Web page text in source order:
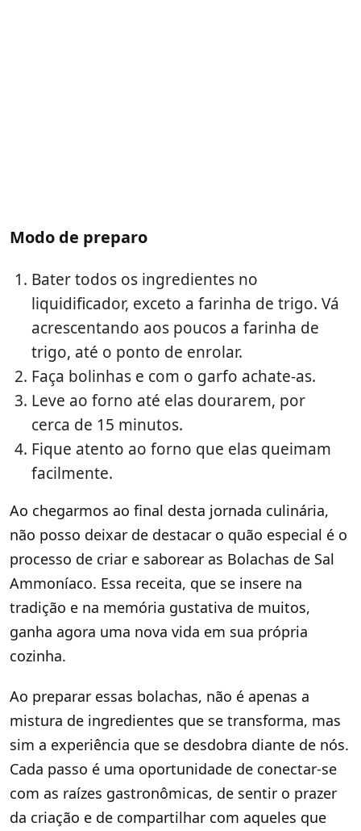
Modo de preparo
Bater todos os ingredientes no
liquidificador, exceto a farinha de trigo. Vá
acrescentando aos poucos a farinha de
trigo, até o ponto de enrolar.
Faça bolinhas e com o garfo achate-as.
Leve ao forno até elas dourarem, por
cerca de 15 minutos.
Fique atento ao forno que elas queimam
facilmente.
Ao chegarmos ao final desta jornada culinária,
não posso deixar de destacar o quão especial é o
processo de criar e saborear as Bolachas de Sal
Ammoníaco. Essa receita, que se insere na
tradição e na memória gustativa de muitos,
ganha agora uma nova vida em sua própria
cozinha.
Ao preparar essas bolachas, não é apenas a
mistura de ingredientes que se transforma, mas
sim a experiência que se desdobra diante de nós.
Cada passo é uma oportunidade de conectar-se
com as raízes gastronômicas, de sentir o prazer
da criação e de compartilhar com aqueles que